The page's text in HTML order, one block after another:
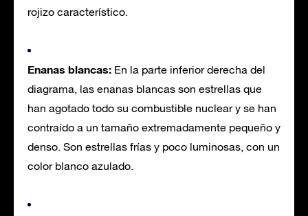
rojizo característico.
Enanas blancas: En la parte inferior derecha del
diagrama, las enanas blancas son estrellas que
han agotado todo su combustible nuclear y se han
contraído a un tamaño extremadamente pequeño y
denso. Son estrellas frías y poco luminosas, con un
color blanco azulado.